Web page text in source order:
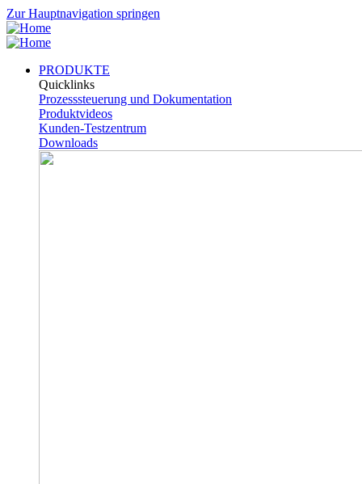
Zur Hauptnavigation springen
PRODUKTE
Quicklinks
Prozesssteuerung und Dokumentation
Produktvideos
Kunden-Testzentrum
Downloads